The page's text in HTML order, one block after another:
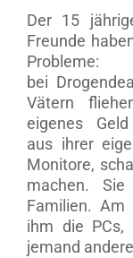
Der 15
Freunde
bei
Vätern
eigenes
aus ihrer
Monitore,
machen.
Familien. Am
ihm die PCs,
jemand